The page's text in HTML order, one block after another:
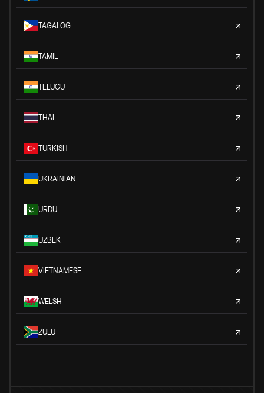
TAGALOG
TAMIL
TELUGU
THAI
TURKISH
UKRAINIAN
URDU
UZBEK
VIETNAMESE
WELSH
ZULU